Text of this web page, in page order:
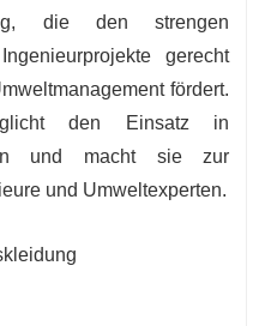
die den strengen
gerecht
fördert.
den Einsatz in
und macht sie zur
und Umweltexperten.